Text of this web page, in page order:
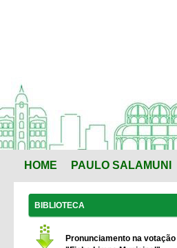
HOME PAULO SALAMUNI
BIBLIOTECA
Pronunciamento na votação